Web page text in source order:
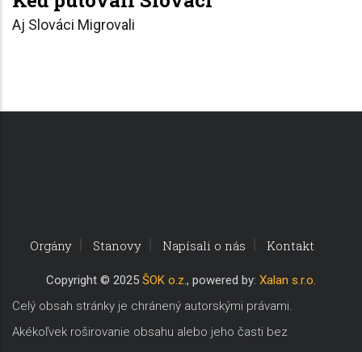
Aj Slováci Migrovali
Orgány Stanovy Napísali o nás Kontakt
Copyright © 2025 ŠOK o.z., powered by: Xalan s.r.o.
Celý obsah stránky je chránený autorskými právami.
Akékoľvek roširovanie obsahu alebo jeho časti bez